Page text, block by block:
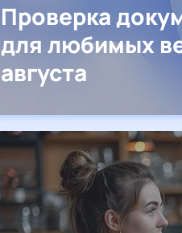
Проверка
для любимых
августа